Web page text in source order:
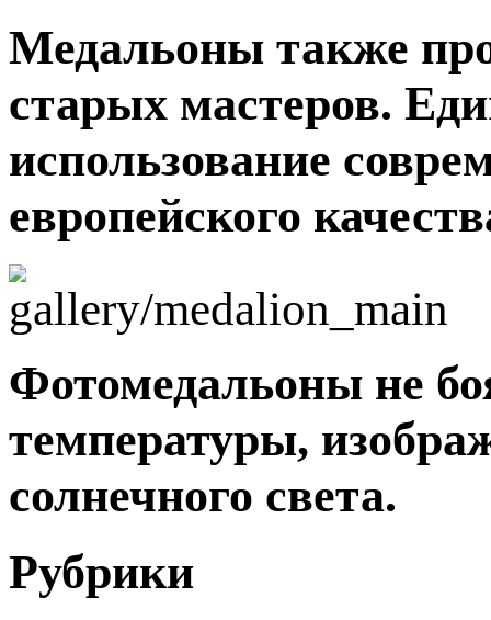
Медальоны также
старых мастеров.
использование
европейского
Фотомедальоны не
температуры,
солнечного света.
Рубрики